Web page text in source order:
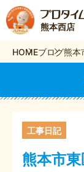
熊本西店
HOMEブログ熊本
熊本市
工事日記